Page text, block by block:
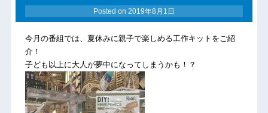
Posted on 2019年8月1日
今月の番組では、夏休みに親子で楽しめる工作キットをご紹
介！
子ども以上に大人が夢中になってしまうかも！？